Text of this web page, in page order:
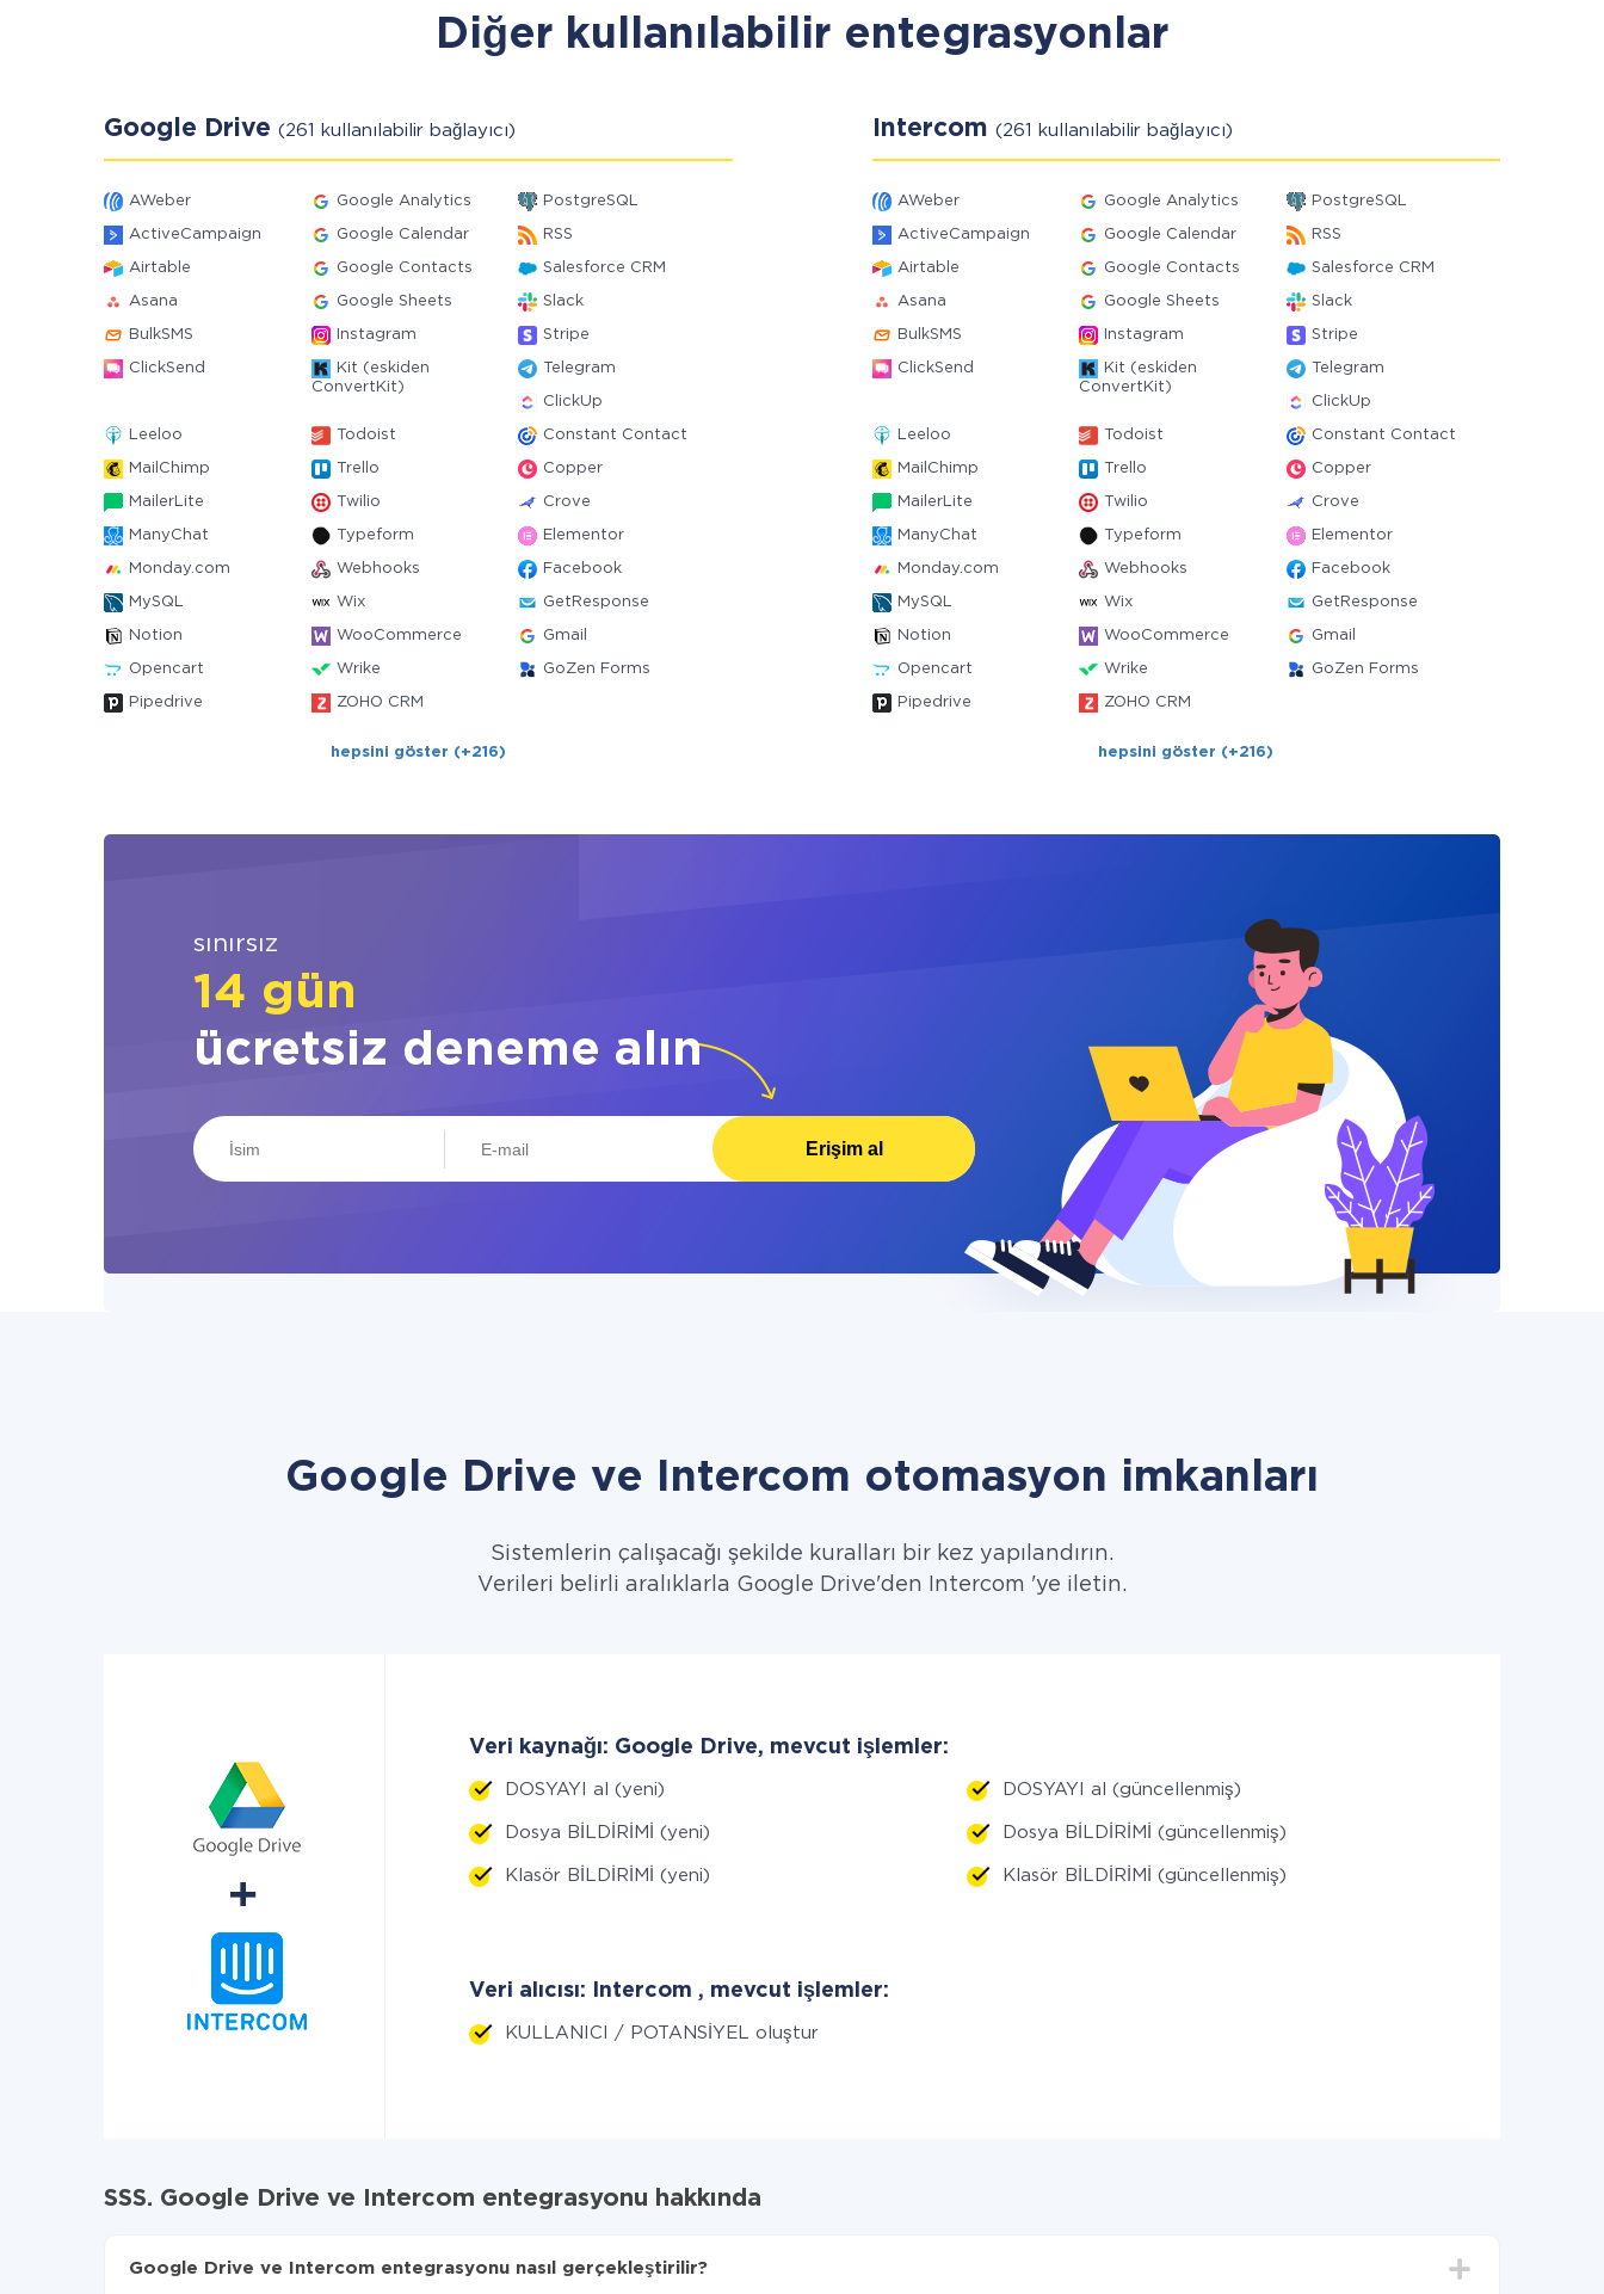
Diğer kullanılabilir entegrasyonlar
Google Drive (261 kullanılabilir bağlayıcı)
AWeber Google Analytics PostgreSQL
ActiveCampaign Google Calendar RSS
Airtable Google Contacts Salesforce CRM
Asana Google Sheets Slack
BulkSMS Instagram Stripe
ClickSend
Kit (eskiden
ConvertKit)
Telegram
ClickUp
Leeloo Todoist Constant Contact
MailChimp Trello Copper
MailerLite Twilio Crove
ManyChat Typeform Elementor
Monday.com Webhooks Facebook
MySQL Wix GetResponse
Notion WooCommerce Gmail
Opencart Wrike GoZen Forms
Pipedrive ZOHO CRM
hepsini göster (+216)
Intercom (261 kullanılabilir bağlayıcı)
AWeber Google Analytics PostgreSQL
ActiveCampaign Google Calendar RSS
Airtable Google Contacts Salesforce CRM
Asana Google Sheets Slack
BulkSMS Instagram Stripe
ClickSend
Kit (eskiden
ConvertKit)
Telegram
ClickUp
Leeloo Todoist Constant Contact
MailChimp Trello Copper
MailerLite Twilio Crove
ManyChat Typeform Elementor
Monday.com Webhooks Facebook
MySQL Wix GetResponse
Notion WooCommerce Gmail
Opencart Wrike GoZen Forms
Pipedrive ZOHO CRM
hepsini göster (+216)
sınırsız
14 gün
ücretsiz deneme alın
Erişim al
Google Drive ve Intercom otomasyon imkanları
Sistemlerin çalışacağı şekilde kuralları bir kez yapılandırın.
Verileri belirli aralıklarla Google Drive'den Intercom 'ye iletin.
Veri kaynağı: Google Drive, mevcut işlemler:
DOSYAYI al (yeni) DOSYAYI al (güncellenmiş)
Dosya BİLDİRİMİ (yeni) Dosya BİLDİRİMİ (güncellenmiş)
Klasör BİLDİRİMİ (yeni) Klasör BİLDİRİMİ (güncellenmiş)
Veri alıcısı: Intercom , mevcut işlemler:
KULLANICI / POTANSİYEL oluştur
SSS. Google Drive ve Intercom entegrasyonu hakkında
Google Drive ve Intercom entegrasyonu nasıl gerçekleştirilir?